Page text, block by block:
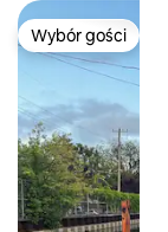
Wybór gości
Wybór gości